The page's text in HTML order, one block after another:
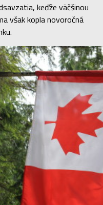
keďže väčšinou
však kopla novoročná